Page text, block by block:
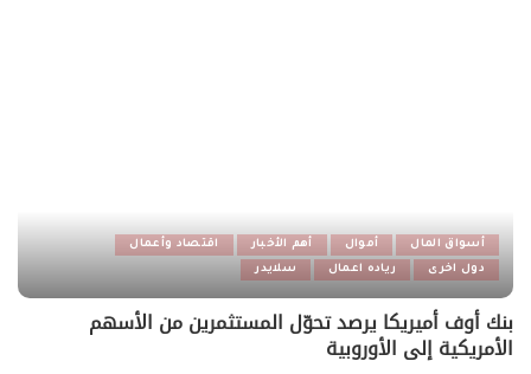
أسواق المال أموال أهم الأخبار
اقتصاد وأعمال
دول اخرى
رياده اعمال سلايدر
بنك أوف أميريكا يرصد تحوّل المستثمرين من الأسهم
الأمريكية إلى الأوروبية